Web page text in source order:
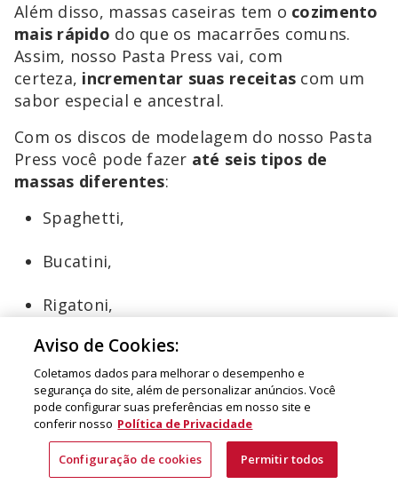
Além disso, massas caseiras tem o cozimento
mais rápido do que os macarrões comuns.
Assim, nosso Pasta Press vai, com
certeza, incrementar suas receitas com um
sabor especial e ancestral.
Com os discos de modelagem do nosso Pasta
Press você pode fazer até seis tipos de
massas diferentes:
Spaghetti,
Bucatini,
Rigatoni,
Fusili;
Macarrão grosso; e
Macarrão fino.
Aviso de Cookies:
Coletamos dados para melhorar o desempenho e
segurança do site, além de personalizar anúncios. Você
pode configurar suas preferências em nosso site e
conferir nosso Política de Privacidade
Configuração de cookies Permitir todos